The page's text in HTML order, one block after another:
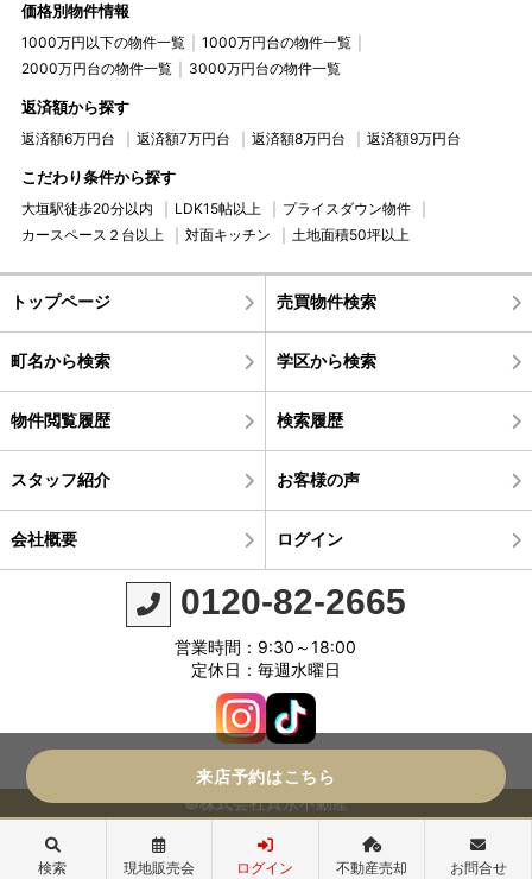
価格別物件情報
1000万円以下の物件一覧
1000万円台の物件一覧
2000万円台の物件一覧
3000万円台の物件一覧
返済額から探す
返済額6万円台 返済額7万円台 返済額8万円台 返済額9万円台
こだわり条件から探す
大垣駅徒歩20分以内 LDK15帖以上
プライスダウン物件
カースペース２台以上
対面キッチン 土地面積50坪以上
トップページ 売買物件検索
町名から検索 学区から検索
物件閲覧履歴 検索履歴
スタッフ紹介 お客様の声
会社概要 ログイン
0120-82-2665
営業時間：9:30～18:00
定休日：毎週水曜日
©株式会社真永不動産
来店予約はこちら
検索 現地販売会 ログイン 不動産売却 お問合せ